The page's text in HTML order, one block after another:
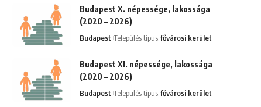
Budapest X. népessége, lakossága
(2020 – 2026)
Budapest Település típus:fővárosi kerület
Budapest XI. népessége, lakossága
(2020 – 2026)
Budapest Település típus:fővárosi kerület